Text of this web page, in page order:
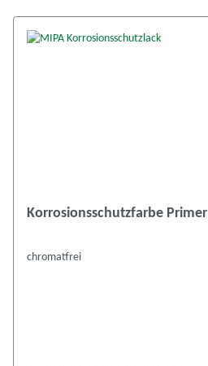
Korrosionsschutzfarbe Primer
chromatfrei